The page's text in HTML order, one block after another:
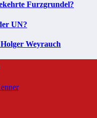
Furzgrundel?
UN?
Weyrauch